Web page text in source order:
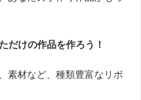
だけの作品を作ろう！
素材など、種類豊富なリボ